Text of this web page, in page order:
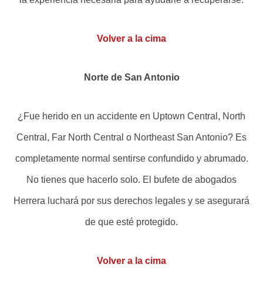
Volver a la cima
Norte de San Antonio
¿Fue herido en un accidente en Uptown Central, North
Central, Far North Central o Northeast San Antonio? Es
completamente normal sentirse confundido y abrumado.
No tienes que hacerlo solo. El bufete de abogados
Herrera luchará por sus derechos legales y se asegurará
de que esté protegido.
Volver a la cima